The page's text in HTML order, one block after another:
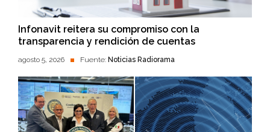
Infonavit reitera su compromiso con la
transparencia y rendición de cuentas
agosto 5, 2026 Fuente: Noticias Radiorama